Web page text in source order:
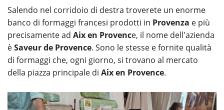
Salendo nel corridoio di destra troverete un enorme
banco di formaggi francesi prodotti in Provenza e più
precisamente ad Aix en Provence, il nome dell'azienda
èSaveur de Provence. Sono le stesse e fornite qualità
di formaggi che, ogni giorno, si trovano al mercato
della piazza principale di Aix en Provence.